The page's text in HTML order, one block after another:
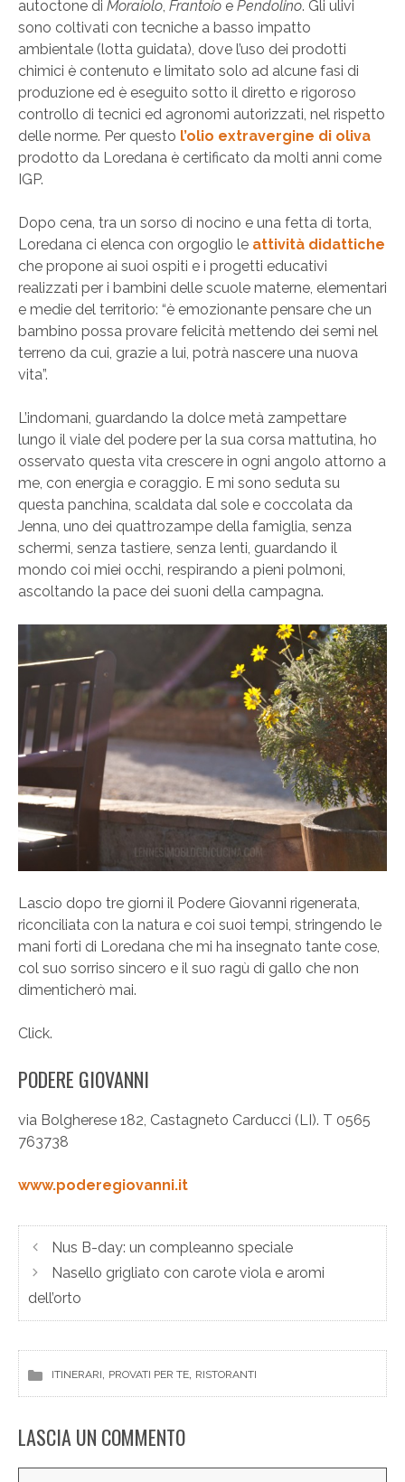
autoctone di Moraiolo, Frantoio e Pendolino. Gli ulivi
sono coltivati con tecniche a basso impatto
ambientale (lotta guidata), dove l’uso dei prodotti
chimici è contenuto e limitato solo ad alcune fasi di
produzione ed è eseguito sotto il diretto e rigoroso
controllo di tecnici ed agronomi autorizzati, nel rispetto
delle norme. Per questo l’olio extravergine di oliva
prodotto da Loredana è certificato da molti anni come
IGP.
Dopo cena, tra un sorso di nocino e una fetta di torta,
Loredana ci elenca con orgoglio le attività didattiche
che propone ai suoi ospiti e i progetti educativi
realizzati per i bambini delle scuole materne, elementari
e medie del territorio: “è emozionante pensare che un
bambino possa provare felicità mettendo dei semi nel
terreno da cui, grazie a lui, potrà nascere una nuova
vita”.
L’indomani, guardando la dolce metà zampettare
lungo il viale del podere per la sua corsa mattutina, ho
osservato questa vita crescere in ogni angolo attorno a
me, con energia e coraggio. E mi sono seduta su
questa panchina, scaldata dal sole e coccolata da
Jenna, uno dei quattrozampe della famiglia, senza
schermi, senza tastiere, senza lenti, guardando il
mondo coi miei occhi, respirando a pieni polmoni,
ascoltando la pace dei suoni della campagna.
Lascio dopo tre giorni il Podere Giovanni rigenerata,
riconciliata con la natura e coi suoi tempi, stringendo le
mani forti di Loredana che mi ha insegnato tante cose,
col suo sorriso sincero e il suo ragù di gallo che non
dimenticherò mai.
Click.
PODERE GIOVANNI
via Bolgherese 182, Castagneto Carducci (LI). T 0565
763738
www.poderegiovanni.it
Nus B-day: un compleanno speciale
Nasello grigliato con carote viola e aromi
dell’orto
ITINERARI PROVATI PER TE, RISTORANTI
LASCIA UN COMMENTO